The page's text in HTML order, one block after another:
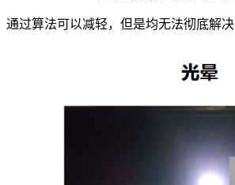
通过算法可以减轻，但是均无法彻底解决